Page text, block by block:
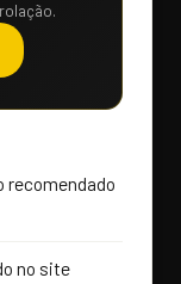
recomendado
no site